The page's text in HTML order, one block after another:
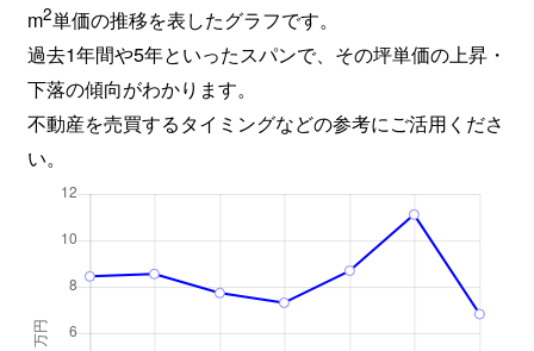
m2単価の推移を表したグラフです。
過去1年間や5年といったスパンで、その坪単価の上昇・
下落の傾向がわかります。
不動産を売買するタイミングなどの参考にご活用くださ
い。